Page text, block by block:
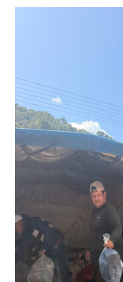
Fomficc
Niños de
Corposalud y
Inicia el plan
Entregan
Expertos